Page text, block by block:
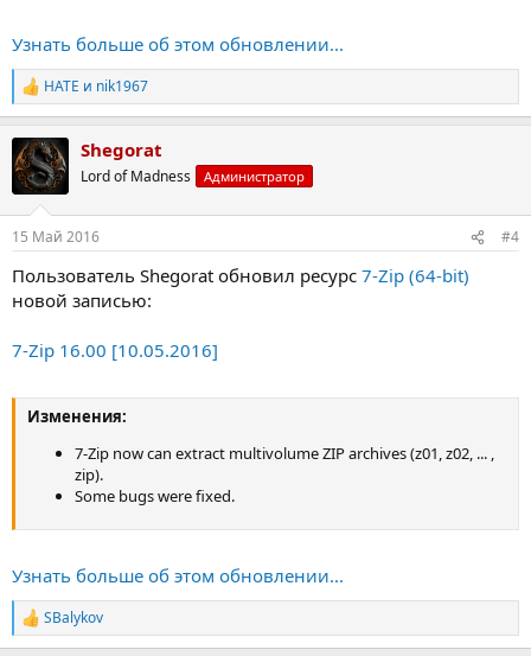
New localization: Yoruba.
Узнать больше об этом обновлении...
Р
е
к
ц
и
HATE и nik1967
Shegorat
Lord of Madness Администратор
15 Май 2016 #4
Пользователь Shegorat обновил ресурс 7-Zip (64-bit)
новой записью:
7-Zip 16.00 [10.05.2016]
Изменения:
7-Zip now can extract multivolume ZIP archives (z01, z02, ... ,
zip).
Some bugs were fixed.
Узнать больше об этом обновлении...
Р
е
SBalykov